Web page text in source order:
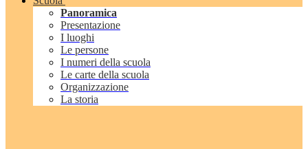
Panoramica
Presentazione
I luoghi
Le persone
I numeri della scuola
Le carte della scuola
Organizzazione
La storia